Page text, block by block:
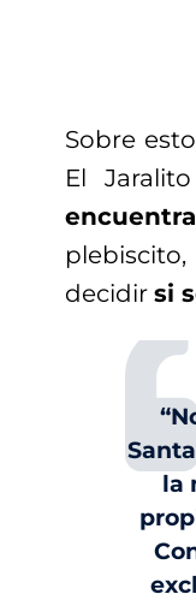
Sobre
El
decidir si
la